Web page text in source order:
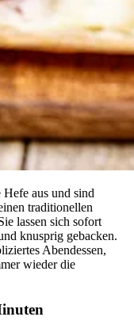
aus und sind
traditionellen
lassen sich sofort
knusprig gebacken.
Abendessen,
wieder die